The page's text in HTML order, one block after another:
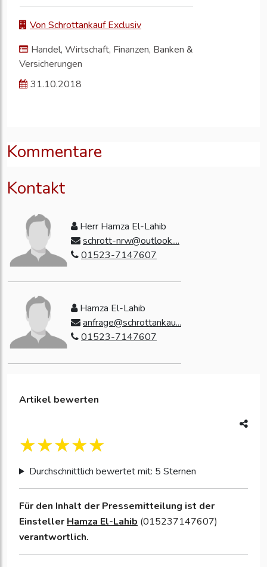
Von Schrottankauf Exclusiv
Handel, Wirtschaft, Finanzen, Banken &
Versicherungen
31.10.2018
Kommentare
Kontakt
Herr Hamza El-Lahib
schrott-nrw@outlook....
01523-7147607
Hamza El-Lahib
anfrage@schrottankau...
01523-7147607
Artikel bewerten
Durchschnittlich bewertet mit: 5 Sternen
Für den Inhalt der Pressemitteilung ist der
Einsteller Hamza El-Lahib (015237147607)
verantwortlich.